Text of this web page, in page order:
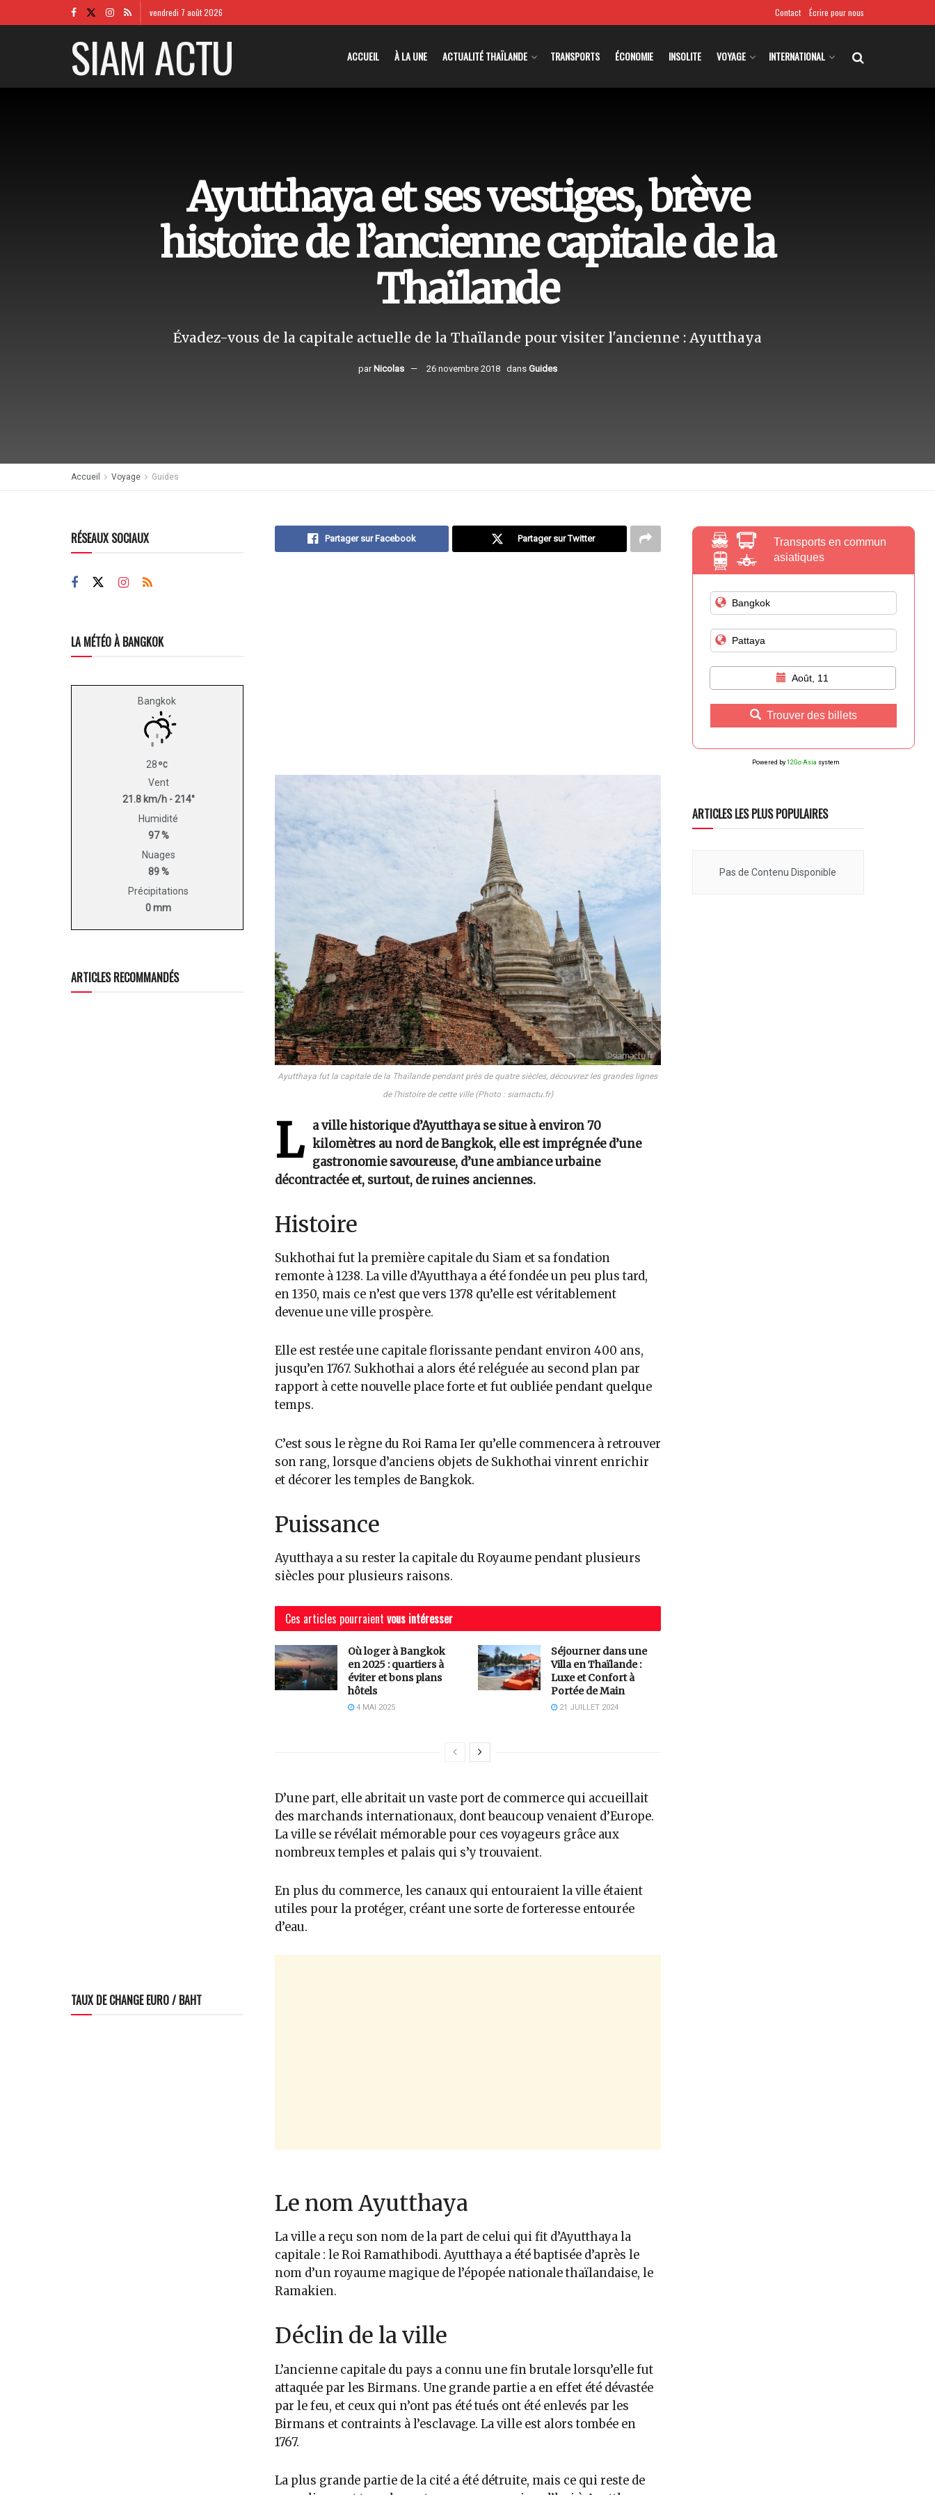
vendredi 7 août 2026 Contact Écrire pour nous
SIAM ACTU ACCUEIL À LA UNE ACTUALITÉ THAÏLANDE TRANSPORTS ÉCONOMIE INSOLITE VOYAGE INTERNATIONAL
Ayutthaya et ses vestiges, brève
histoire de l’ancienne capitale de la
Thaïlande
Évadez-vous de la capitale actuelle de la Thaïlande pour visiter l'ancienne : Ayutthaya
par Nicolas 26 novembre 2018 dans Guides
Accueil Voyage Guides
Partager sur Facebook Partager sur Twitter
Ayutthaya fut la capitale de la Thaïlande pendant près de quatre siècles, découvrez les grandes lignes
de l’histoire de cette ville (Photo : siamactu.fr)
L
a ville historique d’Ayutthaya se situe à environ 70
kilomètres au nord de Bangkok, elle est imprégnée d’une
gastronomie savoureuse, d’une ambiance urbaine
décontractée et, surtout, de ruines anciennes.
Histoire
Sukhothai fut la première capitale du Siam et sa fondation
remonte à 1238. La ville d’Ayutthaya a été fondée un peu plus tard,
en 1350, mais ce n’est que vers 1378 qu’elle est véritablement
devenue une ville prospère.
Elle est restée une capitale florissante pendant environ 400 ans,
jusqu’en 1767. Sukhothai a alors été reléguée au second plan par
rapport à cette nouvelle place forte et fut oubliée pendant quelque
temps.
C’est sous le règne du Roi Rama Ier qu’elle commencera à retrouver
son rang, lorsque d’anciens objets de Sukhothai vinrent enrichir
et décorer les temples de Bangkok.
Puissance
Ayutthaya a su rester la capitale du Royaume pendant plusieurs
siècles pour plusieurs raisons.
Ces articles pourraient vous intéresser
Où loger à Bangkok
en 2025 : quartiers à
éviter et bons plans
hôtels
4 MAI 2025
Séjourner dans une
Villa en Thaïlande :
Luxe et Confort à
Portée de Main
21 JUILLET 2024
D’une part, elle abritait un vaste port de commerce qui accueillait
des marchands internationaux, dont beaucoup venaient d’Europe.
La ville se révélait mémorable pour ces voyageurs grâce aux
nombreux temples et palais qui s’y trouvaient.
En plus du commerce, les canaux qui entouraient la ville étaient
utiles pour la protéger, créant une sorte de forteresse entourée
d’eau.
Le nom Ayutthaya
La ville a reçu son nom de la part de celui qui fit d’Ayutthaya la
capitale : le Roi Ramathibodi. Ayutthaya a été baptisée d’après le
nom d’un royaume magique de l’épopée nationale thaïlandaise, le
Ramakien.
Déclin de la ville
L’ancienne capitale du pays a connu une fin brutale lorsqu’elle fut
attaquée par les Birmans. Une grande partie a en effet été dévastée
par le feu, et ceux qui n’ont pas été tués ont été enlevés par les
Birmans et contraints à l’esclavage. La ville est alors tombée en
1767.
La plus grande partie de la cité a été détruite, mais ce qui reste de
RÉSEAUX SOCIAUX
LA MÉTÉO À BANGKOK
Bangkok
28
Vent
21.8 km/h - 214°
Humidité
97 %
Nuages
89 %
Précipitations
0 mm
ARTICLES RECOMMANDÉS
TAUX DE CHANGE EURO / BAHT
Transports en commun
asiatiques
Août, 11
Trouver des billets
Powered by 12Go Asia system
ARTICLES LES PLUS POPULAIRES
Pas de Contenu Disponible